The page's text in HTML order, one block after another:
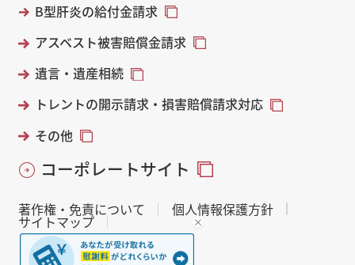
B型肝炎の給付金請求
アスベスト被害賠償金請求
遺言・遺産相続
トレントの開示請求・損害賠償請求対応
その他
コーポレートサイト
著作権・免責について 個人情報保護方針
サイトマップ